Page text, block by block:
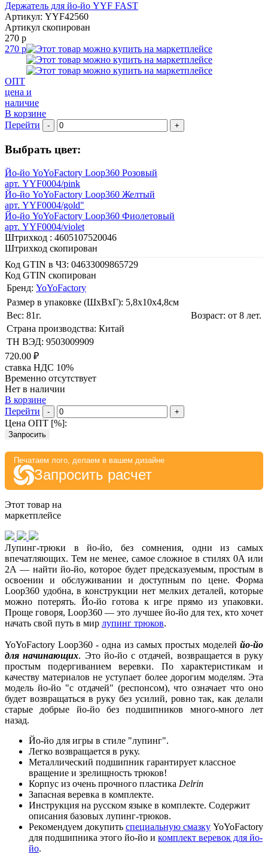
Держатель для йо-йо YYF FAST
Артикул: YYF42560
Артикул скопирован
270 р
270 р
ОПТ
цена и
наличие
В корзине
Перейти
- +
Выбрать цвет:
Йо-йо YoYoFactory Loop360 Розовый
арт. YYF0004/pink
Йо-йо YoYoFactory Loop360 Желтый
арт. YYF0004/gold"
Йо-йо YoYoFactory Loop360 Фиолетовый
арт. YYF0004/violet
Штрихкод : 4605107520046
Штрихкод скопирован
Код GTIN в ЧЗ: 04633009865729
Код GTIN скопирован
Бренд: YoYoFactory
Размер в упаковке (ШхВxГ): 5,8х10х4,8cм
Вес: 81г.
Возраст: от 8 лет.
Страна производства: Китай
ТН ВЭД: 9503009909
720.00 ₽
ставка НДС 10%
Временно отсутствует
Нет в наличии
В корзине
Перейти
- +
Цена ОПТ [%]:
Запросить
Печатаем лого, делаем в вашем дизайне
Запросить расчет
Этот товар на
маркетплейсе
Лупинг-трюки в йо-йо, без сомнения, одни из самых
впечатляющих. Тем не менее, самое сложное в стилях 0A или
2A — найти йо-йо, которое будет предсказуемым, простым в
освоении и обслуживании и доступным по цене. Форма
Loop360 удобна, в конструкции нет мелких деталей, которые
можно потерять. Йо-йо готова к игре прямо из упаковки.
Проще говоря, Loop360 — это лучшее йо-йо для тех, кто хочет
начать свой путь в мир лупинг трюков.
YoYoFactory Loop360 - одна из самых простых моделей йо-йо
для начинающих. Это йо-йо с отдачей, возвращается в руку
простым подергиванием веревки. По характеристикам и
качеству материалов не уступает более дорогим моделям. Эта
модель йо-йо "с отдачей" (респонсом), что означает что оно
будет возвращаться в руку без усилий, ровно так, как делали
старые добрые йо-йо без подшипников много-много лет
назад.
Йо-йо для игры в стиле "лупинг".
Легко возвращается в руку.
Металлический подшипник гарантирует классное
вращение и зрелищность трюков!
Корпус из очень прочного пластика Delrin
Запасная веревка в комплекте.
Инструкция на русском языке в комплекте. Содержит
описания базовых лупинг-трюков.
Рекомендуем докупить специальную смазку YoYoFactory
для подшипника этого йо-йо и комплект веревок для йо-
йо.